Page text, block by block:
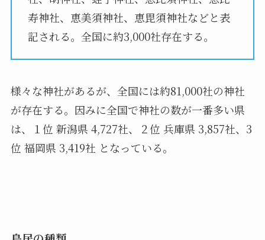
寿神社、恵美須神社、恵毘須神社などと表
記される。全国に約3,000社存在する。
様々な神社があるが、全国には約81,000社の神社
が存在する。因みに全国で神社の数が一番多い県
は、１位 新潟県 4,727社、２位 兵庫県 3,857社、3
位 福岡県 3,419社 となっている。